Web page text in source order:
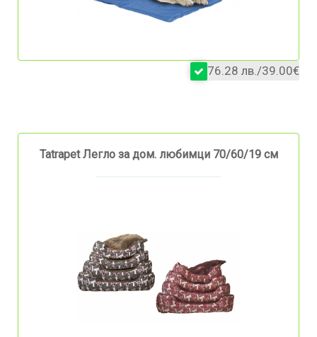
76.28 лв./39.00€
Tatrapet Легло за дом. любимци 70/60/19 см